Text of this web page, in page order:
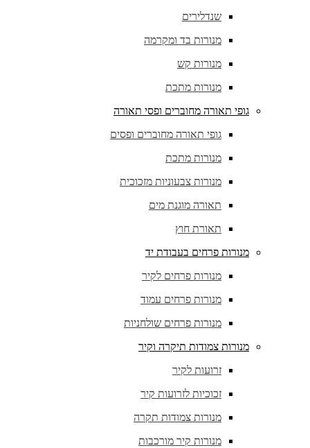
שנדלירים
מנורות בד ומקרמה
מנורות קש
מנורות מתכת
גופי תאורה מחוברים ופסי תאורה
גופי תאורה מחוברים ופסים
מנורות מתכת
מנורות צבעוניות מזכוכית
תאורה מוגנת מים
תאורת חוץ
מנורות פרחים בעבודת יד
מנורות פרחים לקיר
מנורות פרחים עמוד
מנורות פרחים שולחניות
מנורות צמודות תיקרה וקיר
זרועות לקיר
זכוכיות לזרועות קיר
מנורות צמודות תקרה
מנורות קיר מורכבות